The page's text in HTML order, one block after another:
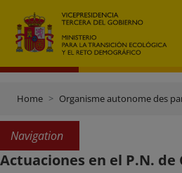
Home Organisme autonome des
Navigation
Actuaciones en el P.N. de